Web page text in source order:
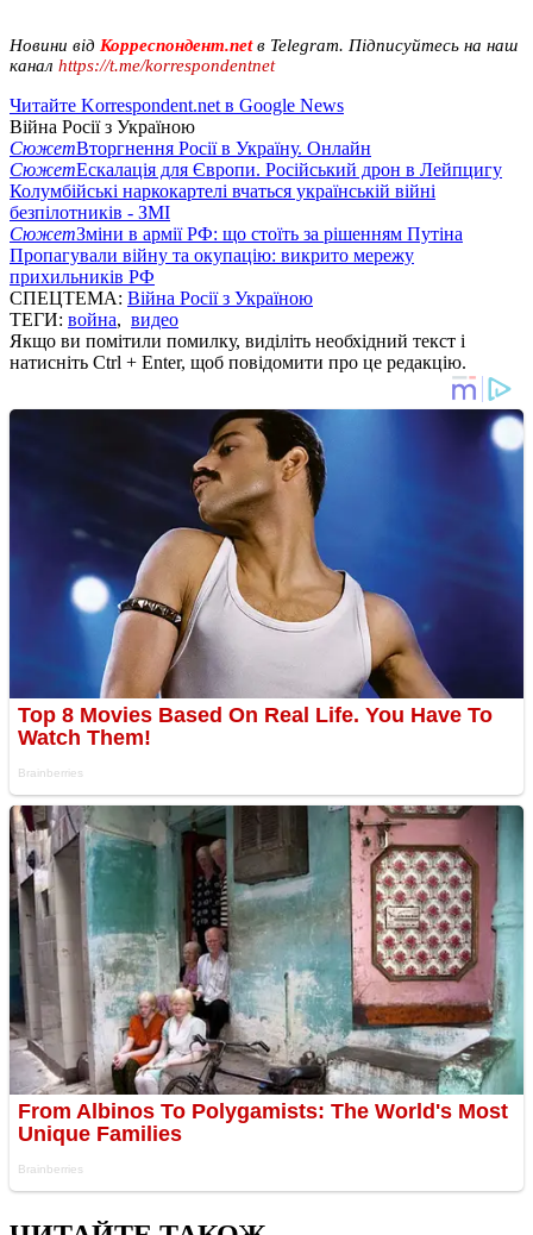
Новини від Корреспондент.netв Telegram. Підписуйтесь на наш
канал https://t.me/korrespondentnet
Читайте Korrespondent.net в Google News
Війна Росії з Україною
СюжетВторгнення Росії в Україну. Онлайн
СюжетЕскалація для Європи. Російський дрон в Лейпцигу
Колумбійські наркокартелі вчаться українській війні
безпілотників - ЗМІ
СюжетЗміни в армії РФ: що стоїть за рішенням Путіна
Пропагували війну та окупацію: викрито мережу
прихильників РФ
СПЕЦТЕМА: Війна Росії з Україною
ТЕГИ: война, видео
Якщо ви помітили помилку, виділіть необхідний текст і
натисніть Ctrl + Enter, щоб повідомити про це редакцію.